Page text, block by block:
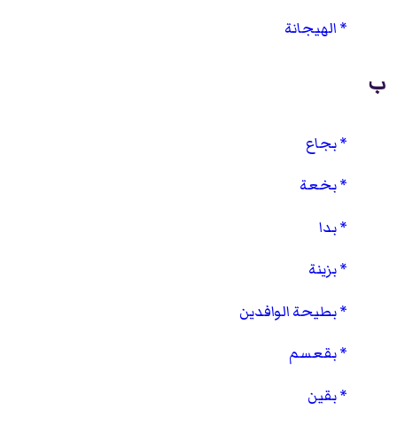
الهيجانة
ب
بجاع
بخعة
بدا
بزينة
بطيحة الوافدين
بقعسم
بقين